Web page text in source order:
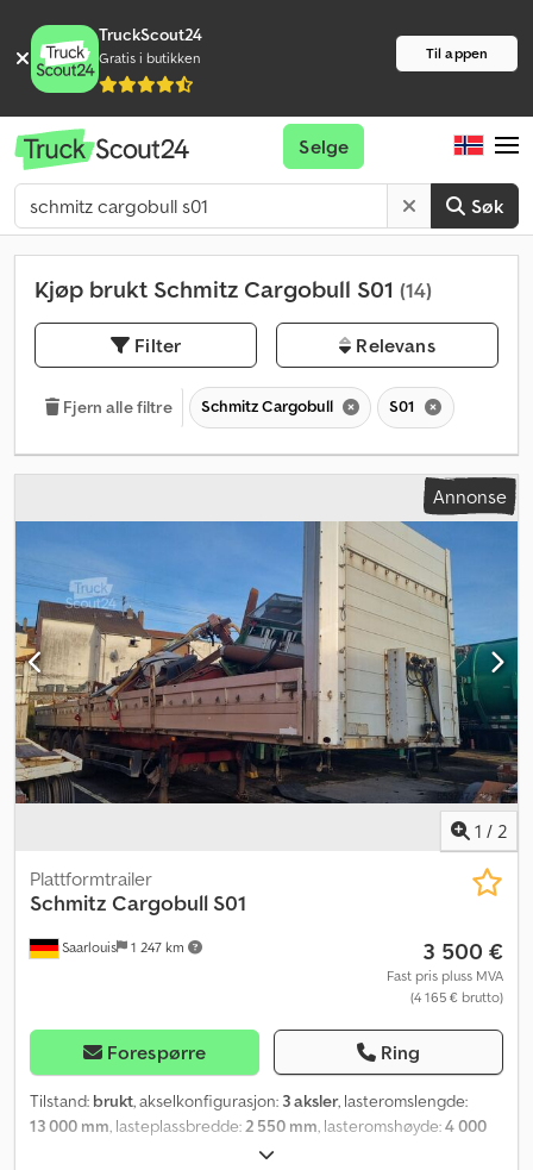
TruckScout24
Gratis i butikken Til appen
Søk
Selge
Kjøp brukt Schmitz Cargobull S01 (14)
Filter Relevans
Fjern alle filtre Schmitz Cargobull S01
Annonse
1 / 2
Saarlouis 1 247 km
Plattformtrailer
Schmitz Cargobull S01
3 500 €
Fast pris pluss MVA
(4 165 € brutto)
Forespørre Ring
Tilstand: brukt, akselkonfigurasjon: 3 aksler, lasteromslengde:
13 000 mm, lasteplassbredde:2 550 mm, lasteromshøyde:4 000